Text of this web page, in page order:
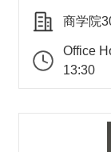
商学院
Office
13:30